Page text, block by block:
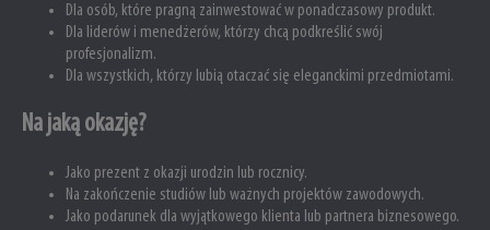
Dla osób, które pragną zainwestować w ponadczasowy produkt.
Dla liderów i menedżerów, którzy chcą podkreślić swój
profesjonalizm.
Dla wszystkich, którzy lubią otaczać się eleganckimi przedmiotami.
Na jaką okazję?
Jako prezent z okazji urodzin lub rocznicy.
Na zakończenie studiów lub ważnych projektów zawodowych.
Jako podarunek dla wyjątkowego klienta lub partnera biznesowego.